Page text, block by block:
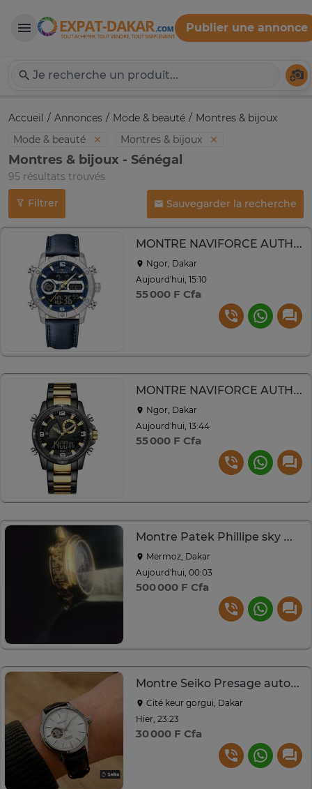
Expat-Dakar
Publier une annonce
Accueil Annonces Mode & beauté
Montres & bijoux
Mode & beauté
Montres & bijoux
Montres & bijoux - Sénégal
95 résultats trouvés
Filtrer Sauvegarder la recherche
MONTRE NAVIFORCE AUTHENTIQUE
Ngor, Dakar
Aujourd'hui, 15:10
55 000 F Cfa
MONTRE NAVIFORCE AUTHENTIQUE
Ngor, Dakar
Aujourd'hui, 13:44
55 000 F Cfa
Montre Patek Phillipe sky moon
Mermoz, Dakar
Aujourd'hui, 00:03
500 000 F Cfa
Montre Seiko Presage automatique
Cité keur gorgui, Dakar
Hier, 23:23
30 000 F Cfa